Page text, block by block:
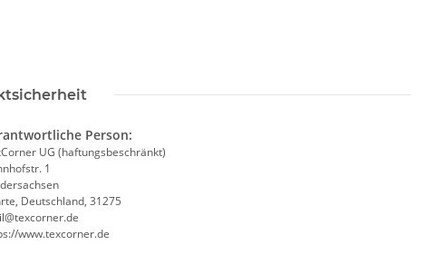
Person:
UG (haftungsbeschränkt)
1
Deutschland, 31275
www.texcorner.de